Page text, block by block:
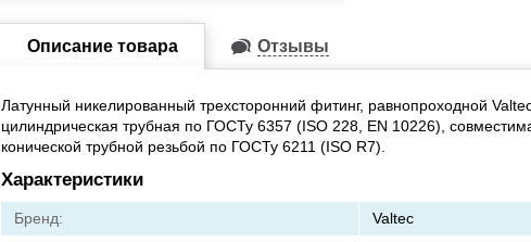
Описание товара Отзывы
Латунный никелированный трехсторонний фитинг, равнопроходной
цилиндрическая трубная по ГОСТу 6357 (ISO 228, EN 10226),
конической трубной резьбой по ГОСТу 6211 (ISO R7).
Характеристики
Бренд:
Valtec